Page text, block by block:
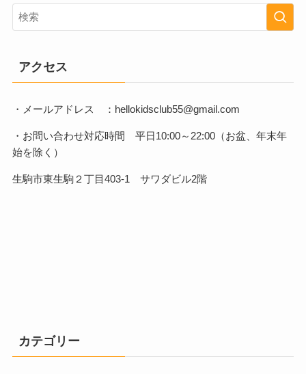
アクセス
・メールアドレス ：hellokidsclub55@gmail.com
・お問い合わせ対応時間 平日10:00～22:00（お盆、年末年
始を除く）
生駒市東生駒２丁目403-1 サワダビル2階
カテゴリー